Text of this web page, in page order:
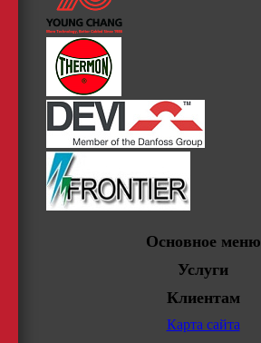
Основное меню
Услуги
Клиентам
Карта сайта